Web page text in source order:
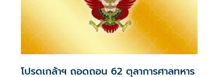
โปรดเกล้าฯ ถอดถอน 62 ตุลาการศาลทหาร